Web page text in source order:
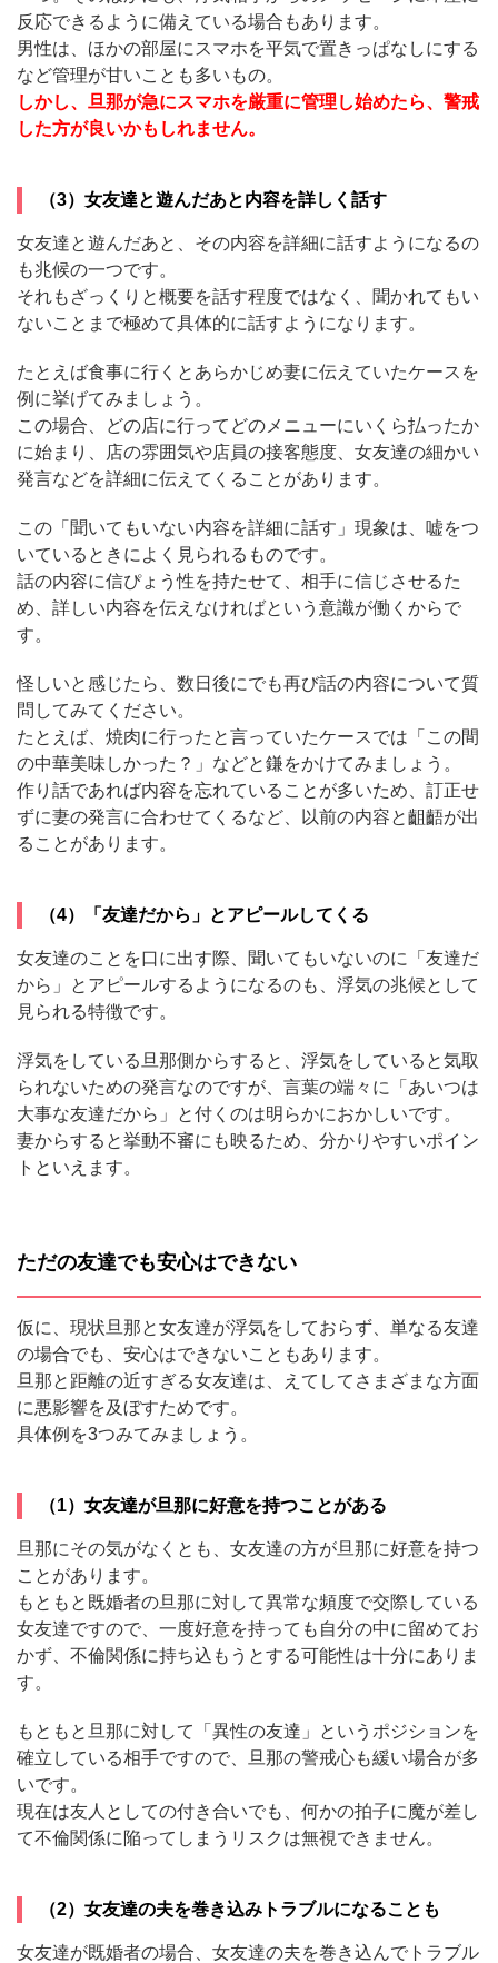
反応できるように備えている場合もあります。
男性は、ほかの部屋にスマホを平気で置きっぱなしにする
など管理が甘いことも多いもの。
しかし、旦那が急にスマホを厳重に管理し始めたら、警戒
した方が良いかもしれません。
（3）女友達と遊んだあと内容を詳しく話す
女友達と遊んだあと、その内容を詳細に話すようになるの
も兆候の一つです。
それもざっくりと概要を話す程度ではなく、聞かれてもい
ないことまで極めて具体的に話すようになります。
たとえば食事に行くとあらかじめ妻に伝えていたケースを
例に挙げてみましょう。
この場合、どの店に行ってどのメニューにいくら払ったか
に始まり、店の雰囲気や店員の接客態度、女友達の細かい
発言などを詳細に伝えてくることがあります。
この「聞いてもいない内容を詳細に話す」現象は、嘘をつ
いているときによく見られるものです。
話の内容に信ぴょう性を持たせて、相手に信じさせるた
め、詳しい内容を伝えなければという意識が働くからで
す。
怪しいと感じたら、数日後にでも再び話の内容について質
問してみてください。
たとえば、焼肉に行ったと言っていたケースでは「この間
の中華美味しかった？」などと鎌をかけてみましょう。
作り話であれば内容を忘れていることが多いため、訂正せ
ずに妻の発言に合わせてくるなど、以前の内容と齟齬が出
ることがあります。
（4）「友達だから」とアピールしてくる
女友達のことを口に出す際、聞いてもいないのに「友達だ
から」とアピールするようになるのも、浮気の兆候として
見られる特徴です。
浮気をしている旦那側からすると、浮気をしていると気取
られないための発言なのですが、言葉の端々に「あいつは
大事な友達だから」と付くのは明らかにおかしいです。
妻からすると挙動不審にも映るため、分かりやすいポイン
トといえます。
ただの友達でも安心はできない
仮に、現状旦那と女友達が浮気をしておらず、単なる友達
の場合でも、安心はできないこともあります。
旦那と距離の近すぎる女友達は、えてしてさまざまな方面
に悪影響を及ぼすためです。
具体例を3つみてみましょう。
（1）女友達が旦那に好意を持つことがある
旦那にその気がなくとも、女友達の方が旦那に好意を持つ
ことがあります。
もともと既婚者の旦那に対して異常な頻度で交際している
女友達ですので、一度好意を持っても自分の中に留めてお
かず、不倫関係に持ち込もうとする可能性は十分にありま
す。
もともと旦那に対して「異性の友達」というポジションを
確立している相手ですので、旦那の警戒心も緩い場合が多
いです。
現在は友人としての付き合いでも、何かの拍子に魔が差し
て不倫関係に陥ってしまうリスクは無視できません。
（2）女友達の夫を巻き込みトラブルになることも
女友達が既婚者の場合、女友達の夫を巻き込んでトラブル